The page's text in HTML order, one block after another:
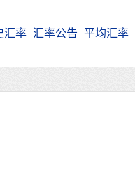
汇率 汇率公告 平均汇率